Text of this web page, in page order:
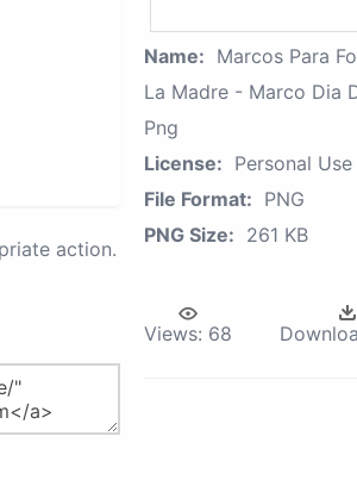
action.
Name: Marcos Para
La Madre - Marco Dia
Png
License: Personal Use
File Format: PNG
PNG Size: 261 KB
Views: 68